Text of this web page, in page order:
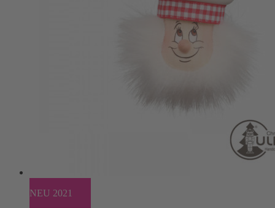
NEU 2021